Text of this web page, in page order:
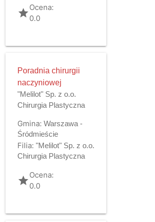
gradeOcena:
0.0
Poradnia chirurgii
naczyniowej
"Melilot" Sp. z o.o.
Chirurgia Plastyczna
Gmina: Warszawa -
Śródmieście
Filia: "Melilot" Sp. z o.o.
Chirurgia Plastyczna
gradeOcena:
0.0